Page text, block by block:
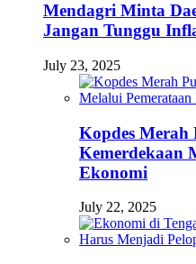
Mendagri Minta
Jangan Tunggu
July 23, 2025
Kopdes
Kemerdekaan
Ekonomi
July 22, 2025